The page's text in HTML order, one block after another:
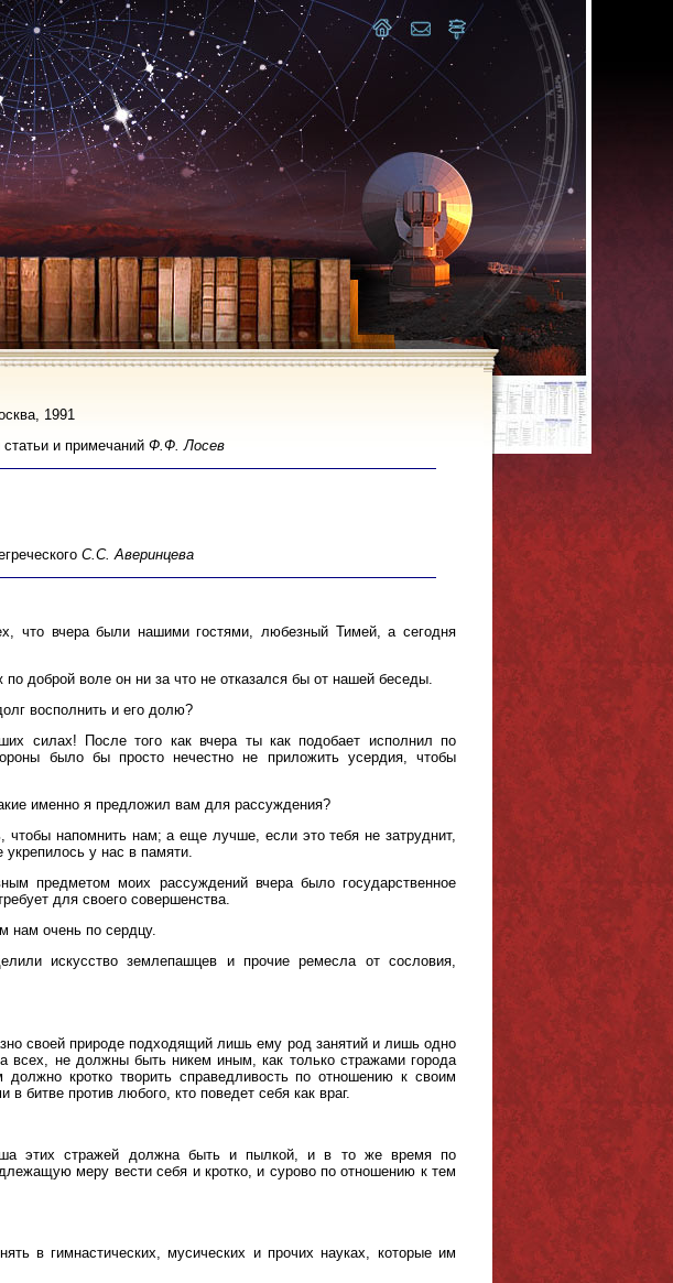
1991
и примечаний Ф.Ф. Лосев
С.С. Аверинцева
что вчера были нашими гостями, любезный Тимей, а сегодня
доброй воле он ни за что не отказался бы от нашей беседы.
восполнить и его долю?
силах! После того как вчера ты как подобает исполнил по
было бы просто нечестно не приложить усердия, чтобы
именно я предложил вам для рассуждения?
напомнить нам; а еще лучше, если это тебя не затруднит,
укрепилось у нас в памяти.
предметом моих рассуждений вчера было государственное
для своего совершенства.
нам очень по сердцу.
искусство землепашцев и прочие ремесла от сословия,
своей природе подходящий лишь ему род занятий и лишь одно
всех, не должны быть никем иным, как только стражами города
кротко творить справедливость по отношению к своим
битве против любого, кто поведет себя как враг.
этих стражей должна быть и пылкой, и в то же время по
меру вести себя и кротко, и сурово по отношению к тем
в гимнастических, мусических и прочих науках, которые им